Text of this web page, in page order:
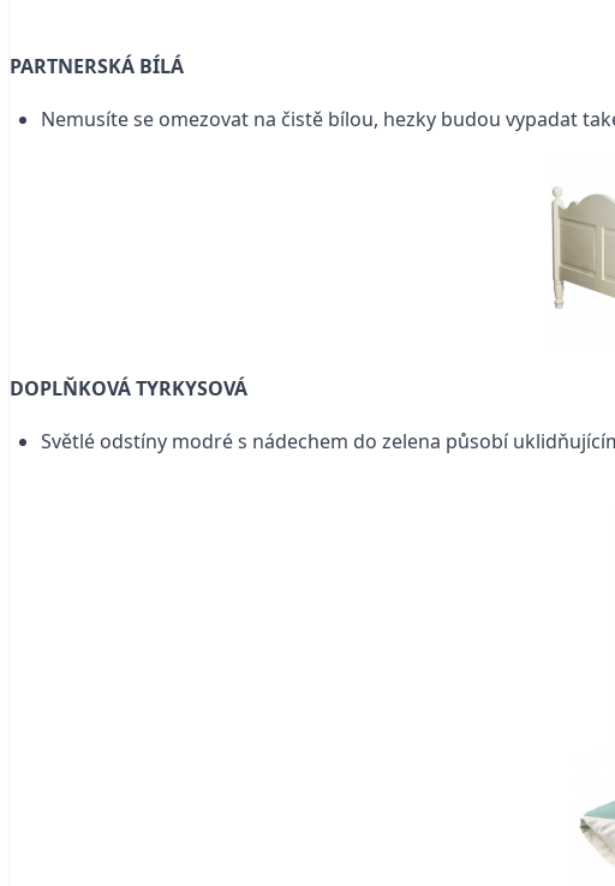
PARTNERSKÁ BÍLÁ
Nemusíte se omezovat na čistě bílou, hezky budou vypadat
DOPLŇKOVÁ TYRKYSOVÁ
Světlé odstíny modré s nádechem do zelena působí